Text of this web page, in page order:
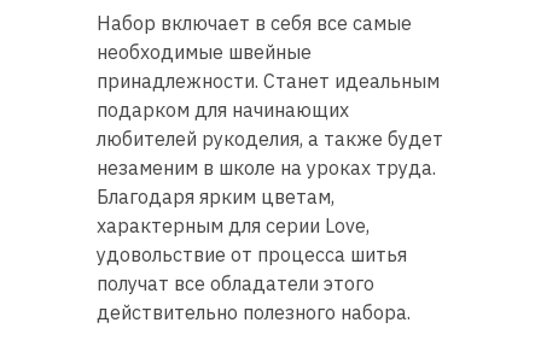
Набор включает в себя все самые
необходимые швейные
принадлежности. Станет идеальным
подарком для начинающих
любителей рукоделия, а также будет
незаменим в школе на уроках труда.
Благодаря ярким цветам,
характерным для серии Love,
удовольствие от процесса шитья
получат все обладатели этого
действительно полезного набора.